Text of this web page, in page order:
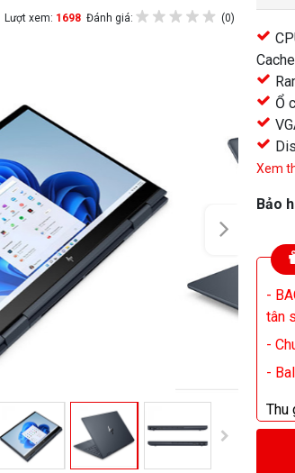
Lượt xem: 1698 Đánh giá: (0)
Ổ
Xem
Bảo
-
tân
-
-
Thu